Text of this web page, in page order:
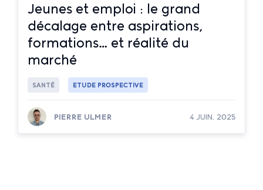
Jeunes et emploi : le grand
décalage entre aspirations,
formations… et réalité du
marché
SANTÉ ETUDE PROSPECTIVE
PIERRE ULMER 4 JUIN. 2025